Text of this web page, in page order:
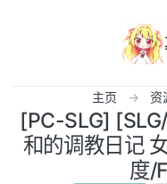
主页 资
[PC-SLG]
和的调教日记
度/